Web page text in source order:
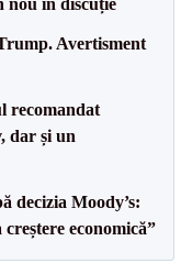
Avertisment
recomandat
dar și un
decizia Moody’s:
economică”